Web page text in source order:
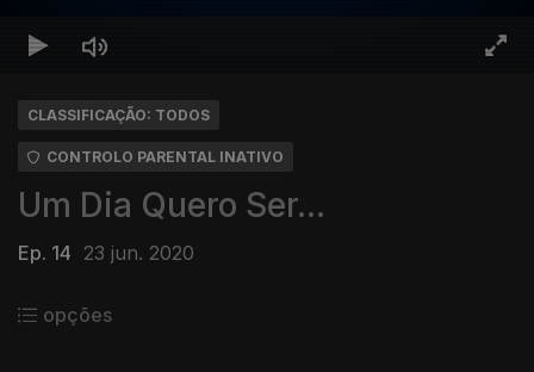
CLASSIFICAÇÃO: TODOS
CONTROLO PARENTAL INATIVO
Um Dia Quero Ser...
Ep. 14 23 jun. 2020
opções